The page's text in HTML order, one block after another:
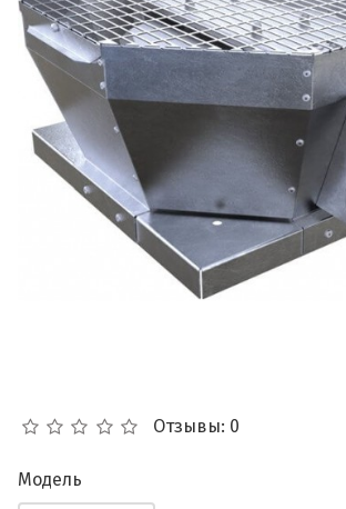
Отзывы: 0
Модель